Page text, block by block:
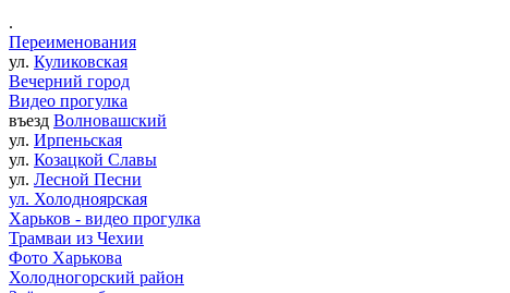
.
Переименования
ул. Куликовская
Вечерний город
Видео прогулка
въезд Волновашский
ул. Ирпеньская
ул. Козацкой Славы
ул. Лесной Песни
ул. Холодноярская
Харьков - видео прогулка
Трамваи из Чехии
Фото Харькова
Холодногорский район